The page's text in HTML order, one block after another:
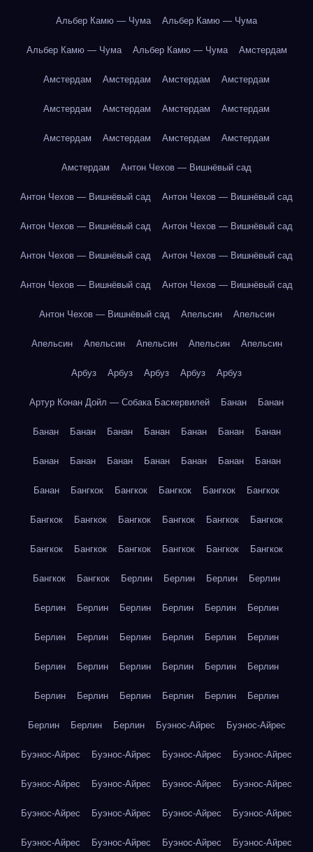
Альбер Камю — Чума Альбер Камю — Чума
Альбер Камю — Чума Альбер Камю — Чума Амстердам
Амстердам Амстердам Амстердам Амстердам
Амстердам Амстердам Амстердам Амстердам
Амстердам Амстердам Амстердам Амстердам
Амстердам Антон Чехов — Вишнёвый сад
Антон Чехов — Вишнёвый сад Антон Чехов — Вишнёвый сад
Антон Чехов — Вишнёвый сад Антон Чехов — Вишнёвый сад
Антон Чехов — Вишнёвый сад Антон Чехов — Вишнёвый сад
Антон Чехов — Вишнёвый сад Антон Чехов — Вишнёвый сад
Антон Чехов — Вишнёвый сад Апельсин Апельсин
Апельсин Апельсин Апельсин Апельсин Апельсин
Арбуз Арбуз Арбуз Арбуз Арбуз
Артур Конан Дойл — Собака Баскервилей Банан Банан
Банан Банан Банан Банан Банан Банан Банан
Банан Банан Банан Банан Банан Банан Банан
Банан Бангкок Бангкок Бангкок Бангкок Бангкок
Бангкок Бангкок Бангкок Бангкок Бангкок Бангкок
Бангкок Бангкок Бангкок Бангкок Бангкок Бангкок
Бангкок Бангкок Берлин Берлин Берлин Берлин
Берлин Берлин Берлин Берлин Берлин Берлин
Берлин Берлин Берлин Берлин Берлин Берлин
Берлин Берлин Берлин Берлин Берлин Берлин
Берлин Берлин Берлин Берлин Берлин Берлин
Берлин Берлин Берлин Буэнос-Айрес Буэнос-Айрес
Буэнос-Айрес Буэнос-Айрес Буэнос-Айрес Буэнос-Айрес
Буэнос-Айрес Буэнос-Айрес Буэнос-Айрес Буэнос-Айрес
Буэнос-Айрес Буэнос-Айрес Буэнос-Айрес Буэнос-Айрес
Буэнос-Айрес Буэнос-Айрес Буэнос-Айрес Буэнос-Айрес